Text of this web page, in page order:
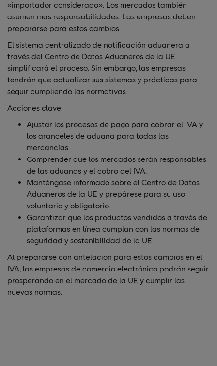
«importador considerado». Los mercados también
asumen más responsabilidades. Las empresas deben
prepararse para estos cambios.
El sistema centralizado de notificación aduanera a
través del Centro de Datos Aduaneros de la UE
simplificará el proceso. Sin embargo, las empresas
tendrán que actualizar sus sistemas y prácticas para
seguir cumpliendo las normativas.
Acciones clave:
Ajustar los procesos de pago para cobrar el IVA y
los aranceles de aduana para todas las
mercancías.
Comprender que los mercados serán responsables
de las aduanas y el cobro del IVA.
Manténgase informado sobre el Centro de Datos
Aduaneros de la UE y prepárese para su uso
voluntario y obligatorio.
Garantizar que los productos vendidos a través de
plataformas en línea cumplan con las normas de
seguridad y sostenibilidad de la UE.
Al prepararse con antelación para estos cambios en el
IVA, las empresas de comercio electrónico podrán seguir
prosperando en el mercado de la UE y cumplir las
nuevas normas.